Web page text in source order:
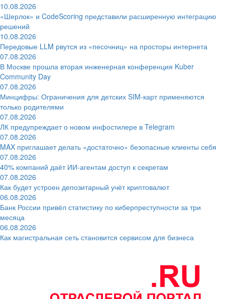
10.08.2026
«Шерлок» и CodeScoring представили расширенную интеграцию
решений
10.08.2026
Передовые LLM рвутся из «песочниц» на просторы интернета
07.08.2026
В Москве прошла вторая инженерная конференция Kuber
Community Day
07.08.2026
Минцифры: Ограничения для детских SIM-карт применяются
только родителями
07.08.2026
ЛК предупреждает о новом инфостилере в Telegram
07.08.2026
MAX приглашает делать «достаточно» безопасные клиенты себя
07.08.2026
40% компаний даёт ИИ‑агентам доступ к секретам
07.08.2026
Как будет устроен депозитарный учёт криптовалют
06.08.2026
Банк России привёл статистику по киберпреступности за три
месяца
06.08.2026
Как магистральная сеть становится сервисом для бизнеса